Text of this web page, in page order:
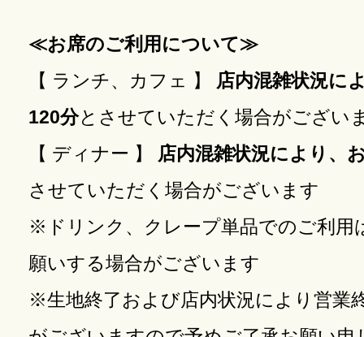
≪お席のご利用について≫
【 ランチ、カフェ 】 店内混雑状況に
120分とさせていただく場合がござい
【 ディナー 】 店内混雑状況により、
させていただく場合がございます
※ドリンク、クレープ単品でのご利用
願いする場合がございます
※生地終了および店内状況により営業